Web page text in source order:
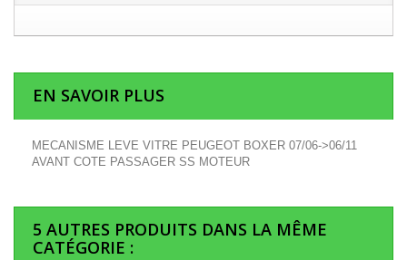
EN SAVOIR PLUS
MECANISME LEVE VITRE PEUGEOT BOXER 07/06->06/11
AVANT COTE PASSAGER SS MOTEUR
5 AUTRES PRODUITS DANS LA MÊME
CATÉGORIE :